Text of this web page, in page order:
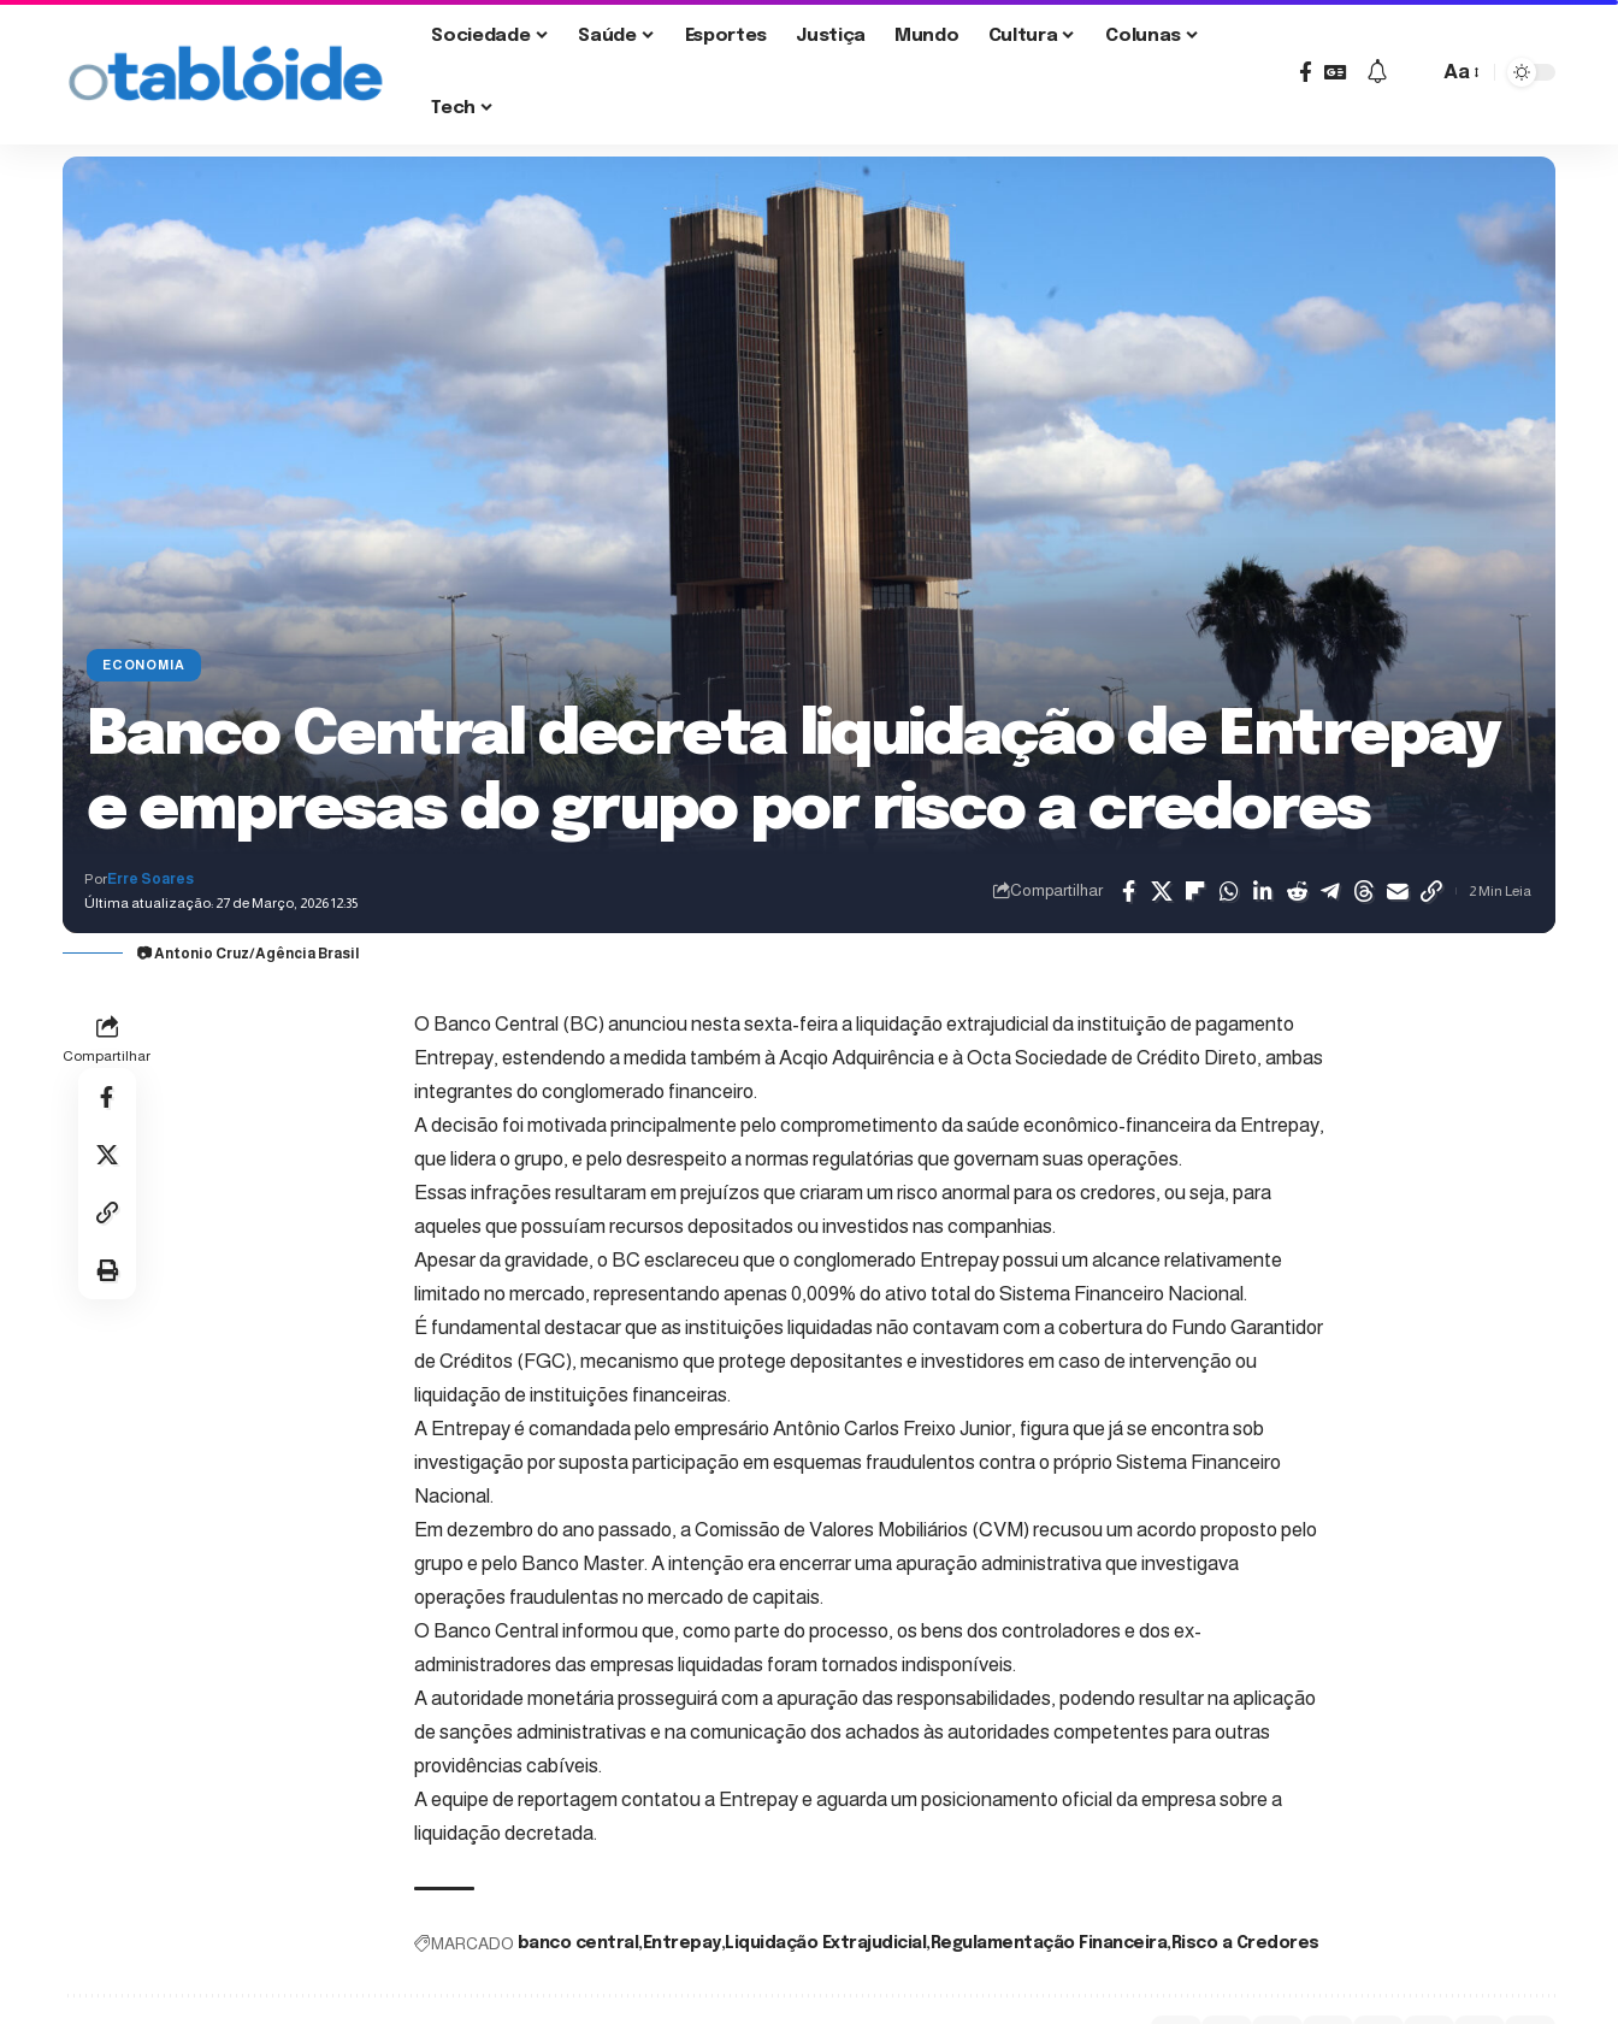
Sociedade Saúde Esportes Justiça Mundo Cultura Colunas
Tech
Aa
ECONOMIA
Banco Central decreta liquidação de Entrepay
e empresas do grupo por risco a credores
Última atualização: 27 de Março, 2026 12:35
PorErre Soares
Compartilhar 2 Min Leia
📷 Antonio Cruz/Agência Brasil
Compartilhar
O Banco Central (BC) anunciou nesta sexta-feira a liquidação extrajudicial da instituição de pagamento
Entrepay, estendendo a medida também à Acqio Adquirência e à Octa Sociedade de Crédito Direto, ambas
integrantes do conglomerado financeiro.
A decisão foi motivada principalmente pelo comprometimento da saúde econômico-financeira da Entrepay,
que lidera o grupo, e pelo desrespeito a normas regulatórias que governam suas operações.
Essas infrações resultaram em prejuízos que criaram um risco anormal para os credores, ou seja, para
aqueles que possuíam recursos depositados ou investidos nas companhias.
Apesar da gravidade, o BC esclareceu que o conglomerado Entrepay possui um alcance relativamente
limitado no mercado, representando apenas 0,009% do ativo total do Sistema Financeiro Nacional.
É fundamental destacar que as instituições liquidadas não contavam com a cobertura do Fundo Garantidor
de Créditos (FGC), mecanismo que protege depositantes e investidores em caso de intervenção ou
liquidação de instituições financeiras.
A Entrepay é comandada pelo empresário Antônio Carlos Freixo Junior, figura que já se encontra sob
investigação por suposta participação em esquemas fraudulentos contra o próprio Sistema Financeiro
Nacional.
Em dezembro do ano passado, a Comissão de Valores Mobiliários (CVM) recusou um acordo proposto pelo
grupo e pelo Banco Master. A intenção era encerrar uma apuração administrativa que investigava
operações fraudulentas no mercado de capitais.
O Banco Central informou que, como parte do processo, os bens dos controladores e dos ex-
administradores das empresas liquidadas foram tornados indisponíveis.
A autoridade monetária prosseguirá com a apuração das responsabilidades, podendo resultar na aplicação
de sanções administrativas e na comunicação dos achados às autoridades competentes para outras
providências cabíveis.
A equipe de reportagem contatou a Entrepay e aguarda um posicionamento oficial da empresa sobre a
liquidação decretada.
MARCADO banco central Entrepay Liquidação Extrajudicial Regulamentação Financeira Risco a Credores